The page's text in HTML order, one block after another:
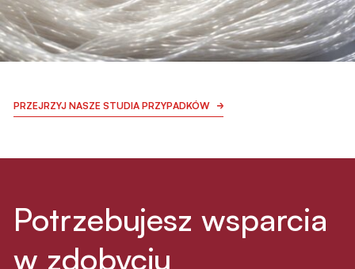
Wykorzystanie materiałów z włókien
PRZEJRZYJ NASZE STUDIA PRZYPADKÓW
Potrzebujesz wsparcia
w zdobyciu